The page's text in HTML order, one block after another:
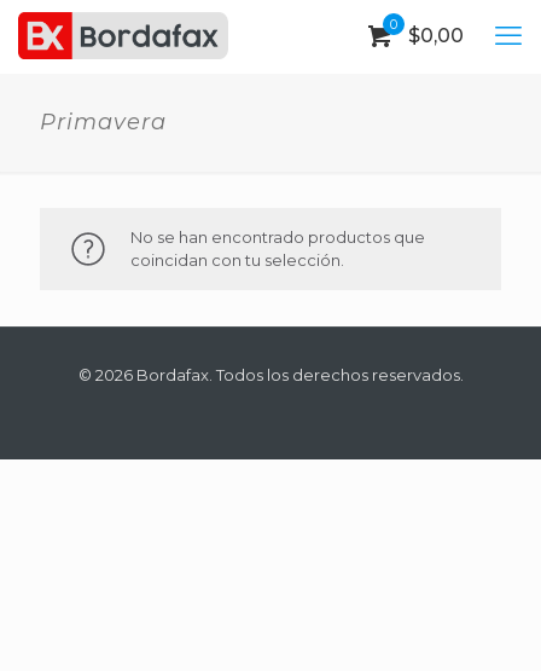
0 $0,00
Primavera
No se han encontrado productos que
coincidan con tu selección.
© 2026 Bordafax. Todos los derechos reservados.